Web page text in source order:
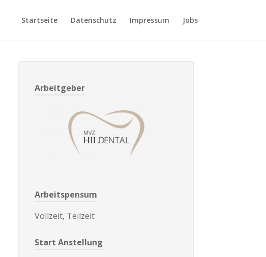
Startseite Datenschutz Impressum Jobs
Arbeitgeber
Arbeitspensum
Vollzeit, Teilzeit
Start Anstellung